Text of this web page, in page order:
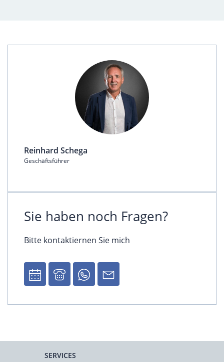
Reinhard Schega
Geschäftsführer
Sie haben noch Fragen?
Bitte kontaktiernen Sie mich
SERVICES